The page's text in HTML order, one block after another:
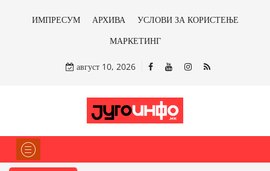
ИМПРЕСУМ АРХИВА
УСЛОВИ ЗА КОРИСТЕЊЕ
МАРКЕТИНГ
август 10, 2026